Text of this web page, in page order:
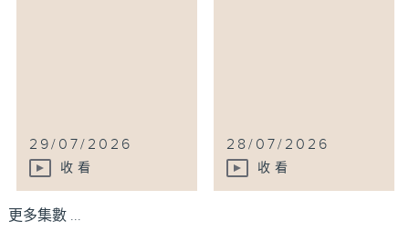
29/07/2026
收看
28/07/2026
收看
更多集數 ...